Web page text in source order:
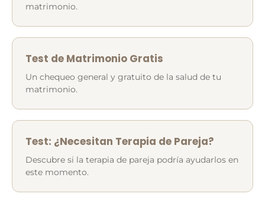
matrimonio.
Test de Matrimonio Gratis
Un chequeo general y gratuito de la salud de tu
matrimonio.
Test: ¿Necesitan Terapia de Pareja?
Descubre si la terapia de pareja podría ayudarlos en
este momento.